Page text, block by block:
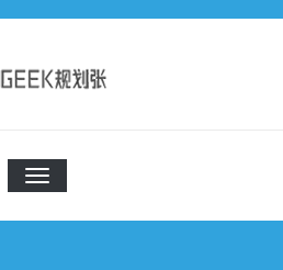
切
换